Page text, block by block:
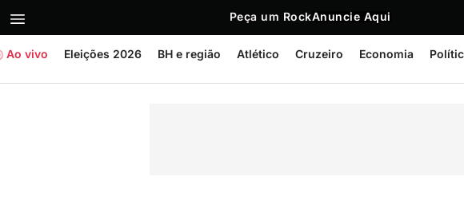
Peça um RockAnuncie Aqui
Ao vivo Eleições 2026 BH e região Atlético Cruzeiro Economia